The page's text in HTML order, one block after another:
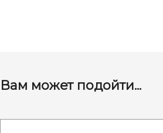
Вам может подойти...